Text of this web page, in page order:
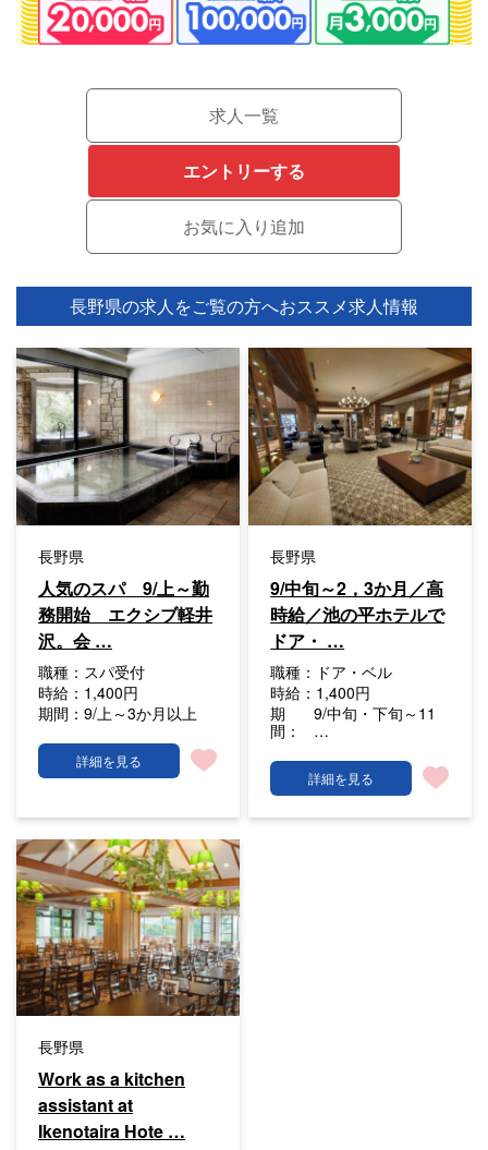
求人一覧
エントリーする
長野県の求人をご覧の方へおススメ求人情報
長野県
人気のスパ 9/上～勤
務開始 エクシブ軽井
沢。会 …
職種： スパ受付
時給： 1,400円
期間： 9/上～3か月以上
詳細を見る
長野県
9/中旬～2，3か月／高
時給／池の平ホテルで
ドア・ …
職種： ドア・ベル
時給： 1,400円
期
間：
9/中旬・下旬～11
…
詳細を見る
長野県
Work as a kitchen
assistant at
Ikenotaira Hote …